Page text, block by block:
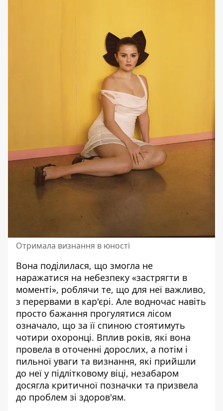
Отримала визнання в юності
Вона поділилася, що змогла не
наражатися на небезпеку «застрягти в
моменті», роблячи те, що для неї важливо,
з перервами в кар'єрі. Але водночас навіть
просто бажання прогулятися лісом
означало, що за її спиною стоятимуть
чотири охоронці. Вплив років, які вона
провела в оточенні дорослих, а потім і
пильної уваги та визнання, які прийшли
до неї у підлітковому віці, незабаром
досягла критичної позначки та призвела
до проблем зі здоров'ям.